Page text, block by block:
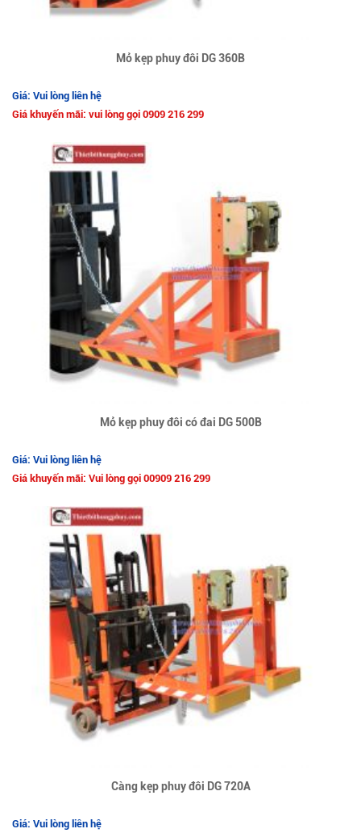
Mỏ kẹp phuy đôi DG 360B
Giá: Vui lòng liên hệ
Giá khuyến mãi: vui lòng gọi 0909 216 299
Mỏ kẹp phuy đôi có đai DG 500B
Giá: Vui lòng liên hệ
Giá khuyến mãi: Vui lòng gọi 00909 216 299
Càng kẹp phuy đôi DG 720A
Giá: Vui lòng liên hệ